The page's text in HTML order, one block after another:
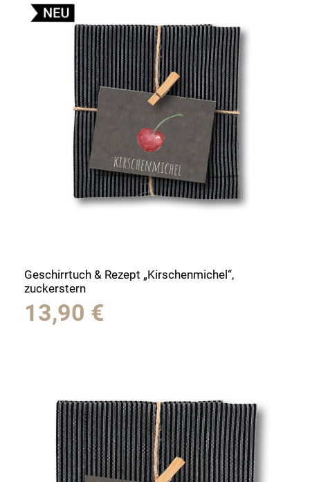
Geschirrtuch & Rezept „Kirschenmichel“,
zuckerstern
13,90 €